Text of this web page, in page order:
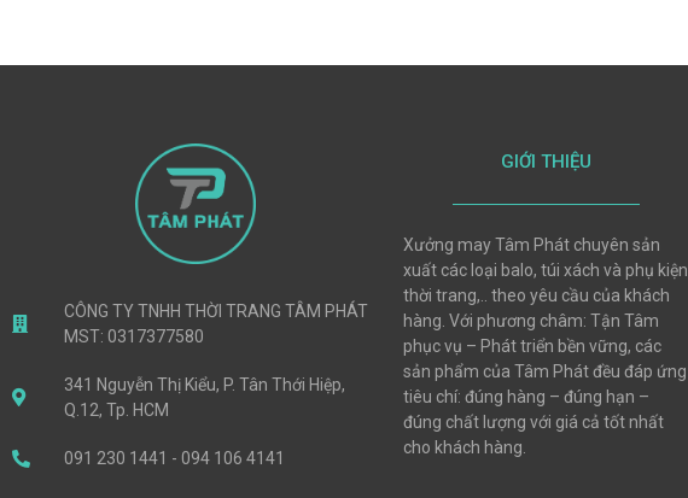
CÔNG TY TNHH THỜI TRANG TÂM PHÁT
MST: 0317377580
341 Nguyễn Thị Kiểu, P. Tân Thới Hiệp,
Q.12, Tp. HCM
091 230 1441 - 094 106 4141
GIỚI THIỆU
Xưởng may Tâm Phát chuyên sản
xuất các loại balo, túi xách và phụ kiện
thời trang,.. theo yêu cầu của khách
hàng. Với phương châm: Tận Tâm
phục vụ – Phát triển bền vững, các
sản phẩm của Tâm Phát đều đáp ứng
tiêu chí: đúng hàng – đúng hạn –
đúng chất lượng với giá cả tốt nhất
cho khách hàng.